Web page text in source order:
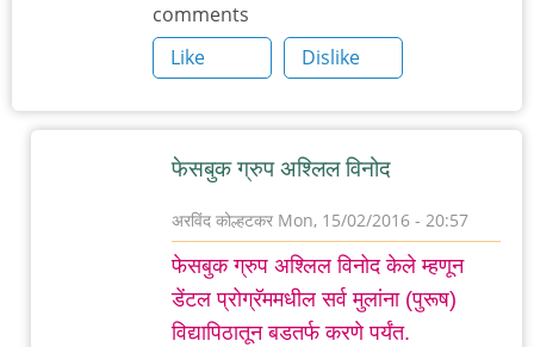
comments
Like
Dislike
फेसबुक ग्रुप अश्लिल विनोद
अरविंद कोल्हटकर Mon, 15/02/2016 - 20:57
In
reply
to
फेसबुक ग्रुप अश्लिल विनोद केले म्हणून
डेंटल प्रोग्रॅममधील सर्व मुलांना (पुरूष)
विद्यापिठातून बडतर्फ करणे पर्यंत.